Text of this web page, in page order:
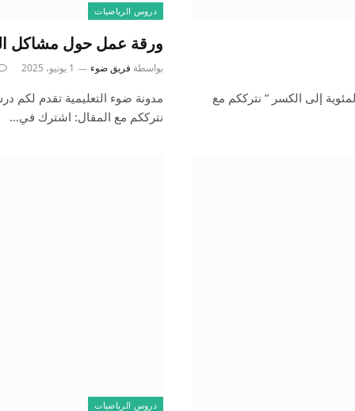
إلى الكسر ” نترككم مع
دروس الرياضيات
ورقة عمل حول مشاكل
بواسطة فريق ضوء 1 يونيو، 2025
مدونة ضوء التعليمية تقدم لكم
نترككم مع المقال: اشترك في…
دروس الرياضيات